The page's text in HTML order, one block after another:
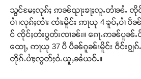
သွင်မႄႈလုၵ်ႈ ဢၼ်ၺႃးၶႃႈလူႉတၢႆၼႆႉ ၸို
ပၢႆ ၊လုၵ်ႈၸၢႆး ၸၢႆးမိူင်း ဢႃယု 4 ၶူပ်ႇပၢႆ
င် ၸိုင်ႈတႆးပွတ်းၸၢၼ်း။ ၵေႃႉဢၼ်ပူၼ်
ထေႃႇ ဢႃယု 37 ပီ ပဵၼ်ၵူၼ်းမိူင်း ဝဵင်းၵျွ
တိုၵ်ႉပၢႆႈလွတ်ႈဝႆႉယူႇၼႆယဝ်ႉ။